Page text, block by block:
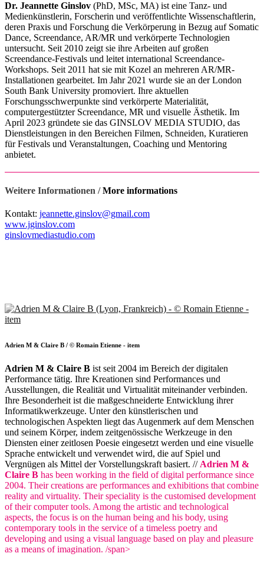
Dr. Jeannette Ginslov (PhD, MSc, MA) ist eine Tanz- und
Medienkünstlerin, Forscherin und veröffentlichte Wissenschaftlerin,
deren Praxis und Forschung die Verkörperung in Bezug auf Somatic
Dance, Screendance, AR/MR und verkörperte Technologien
untersucht. Seit 2010 zeigt sie ihre Arbeiten auf großen
Screendance-Festivals und leitet international Screendance-
Workshops. Seit 2011 hat sie mit Kozel an mehreren AR/MR-
Installationen gearbeitet. Im Jahr 2021 wurde sie an der London
South Bank University promoviert. Ihre aktuellen
Forschungsschwerpunkte sind verkörperte Materialität,
computergestützter Screendance, MR und visuelle Ästhetik. Im
April 2023 gründete sie das GINSLOV MEDIA STUDIO, das
Dienstleistungen in den Bereichen Filmen, Schneiden, Kuratieren
für Festivals und Veranstaltungen, Coaching und Mentoring
anbietet.
Weitere Informationen /More informations
Kontakt: jeannette.ginslov@gmail.com
www.jginslov.com
ginslovmediastudio.com
Adrien M & Claire B / © Romain Etienne - item
Adrien M & Claire B ist seit 2004 im Bereich der digitalen
Performance tätig. Ihre Kreationen sind Performances und
Ausstellungen, die Realität und Virtualität miteinander verbinden.
Ihre Besonderheit ist die maßgeschneiderte Entwicklung ihrer
Informatikwerkzeuge. Unter den künstlerischen und
technologischen Aspekten liegt das Augenmerk auf dem Menschen
und seinem Körper, indem zeitgenössische Werkzeuge in den
Diensten einer zeitlosen Poesie eingesetzt werden und eine visuelle
Sprache entwickelt und verwendet wird, die auf Spiel und
Vergnügen als Mittel der Vorstellungskraft basiert. // Adrien M &
Claire B has been working in the field of digital performance since
2004. Their creations are performances and exhibitions that combine
reality and virtuality. Their speciality is the customised development
of their computer tools. Among the artistic and technological
aspects, the focus is on the human being and his body, using
contemporary tools in the service of a timeless poetry and
developing and using a visual language based on play and pleasure
as a means of imagination. /span>